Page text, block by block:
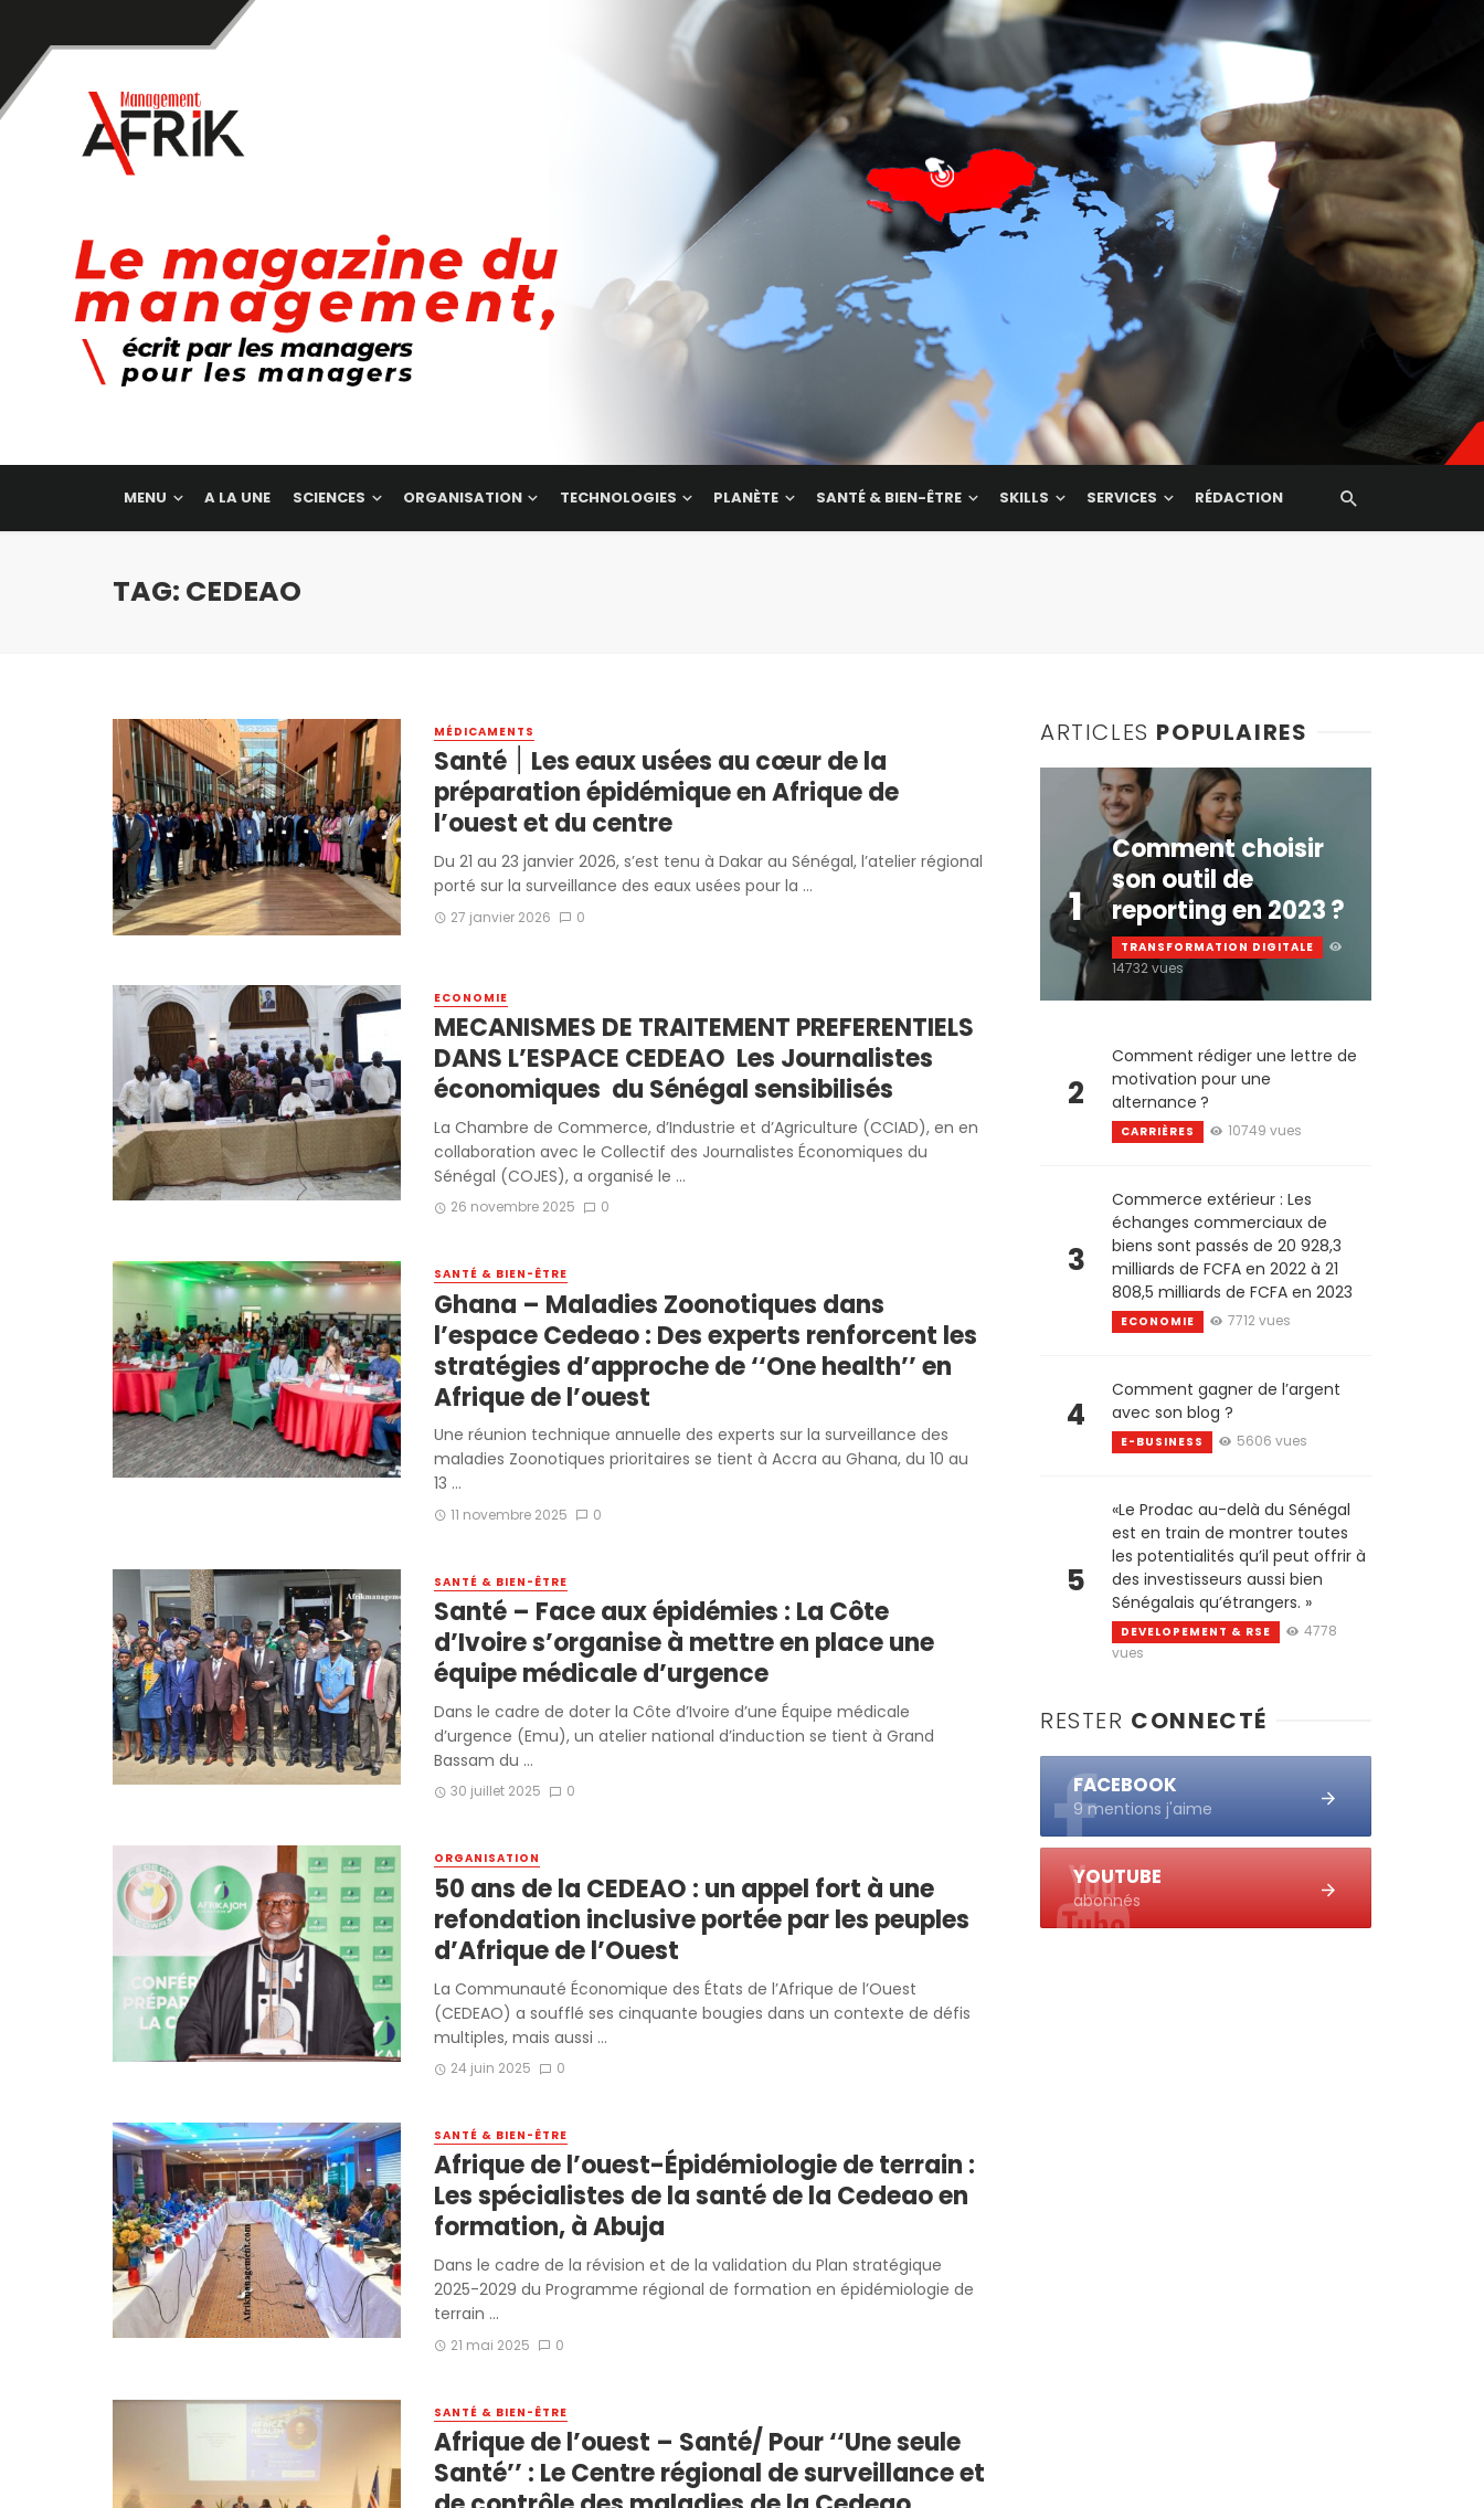
MENU A LA UNE SCIENCES ORGANISATION TECHNOLOGIES PLANÈTE SANTÉ & BIEN-ÊTRE SKILLS SERVICES RÉDACTION
TAG: CEDEAO
MÉDICAMENTS
Santé ׀ Les eaux usées au cœur de la
préparation épidémique en Afrique de
l’ouest et du centre
Du 21 au 23 janvier 2026, s’est tenu à Dakar au Sénégal, l’atelier régional
porté sur la surveillance des eaux usées pour la ...
27 janvier 2026 0
ECONOMIE
MECANISMES DE TRAITEMENT PREFERENTIELS
DANS L’ESPACE CEDEAO Les Journalistes
économiques du Sénégal sensibilisés
La Chambre de Commerce, d’Industrie et d’Agriculture (CCIAD), en en
collaboration avec le Collectif des Journalistes Économiques du
Sénégal (COJES), a organisé le ...
26 novembre 2025 0
SANTÉ & BIEN-ÊTRE
Ghana – Maladies Zoonotiques dans
l’espace Cedeao : Des experts renforcent les
stratégies d’approche de ‘‘One health’’ en
Afrique de l’ouest
Une réunion technique annuelle des experts sur la surveillance des
maladies Zoonotiques prioritaires se tient à Accra au Ghana, du 10 au
13 ...
11 novembre 2025 0
SANTÉ & BIEN-ÊTRE
Santé – Face aux épidémies : La Côte
d’Ivoire s’organise à mettre en place une
équipe médicale d’urgence
Dans le cadre de doter la Côte d’Ivoire d’une Équipe médicale
d’urgence (Emu), un atelier national d’induction se tient à Grand
Bassam du ...
30 juillet 2025 0
ORGANISATION
50 ans de la CEDEAO : un appel fort à une
refondation inclusive portée par les peuples
d’Afrique de l’Ouest
La Communauté Économique des États de l’Afrique de l’Ouest
(CEDEAO) a soufflé ses cinquante bougies dans un contexte de défis
multiples, mais aussi ...
24 juin 2025 0
SANTÉ & BIEN-ÊTRE
Afrique de l’ouest-Épidémiologie de terrain :
Les spécialistes de la santé de la Cedeao en
formation, à Abuja
Dans le cadre de la révision et de la validation du Plan stratégique
2025-2029 du Programme régional de formation en épidémiologie de
terrain ...
21 mai 2025 0
SANTÉ & BIEN-ÊTRE
Afrique de l’ouest – Santé/ Pour ‘‘Une seule
Santé’’ : Le Centre régional de surveillance et
ARTICLES POPULAIRES
1
Comment choisir
son outil de
reporting en 2023 ?
TRANSFORMATION DIGITALE
14732 vues
2
Comment rédiger une lettre de
motivation pour une
alternance ?
CARRIÈRES 10749 vues
3
Commerce extérieur : Les
échanges commerciaux de
biens sont passés de 20 928,3
milliards de FCFA en 2022 à 21
808,5 milliards de FCFA en 2023
ECONOMIE 7712 vues
4
Comment gagner de l’argent
avec son blog ?
E-BUSINESS 5606 vues
5
«Le Prodac au-delà du Sénégal
est en train de montrer toutes
les potentialités qu’il peut offrir à
des investisseurs aussi bien
Sénégalais qu’étrangers. »
DEVELOPEMENT & RSE
4778
vues
RESTER CONNECTÉ
FACEBOOK
9 mentions j'aime
YOUTUBE
abonnés